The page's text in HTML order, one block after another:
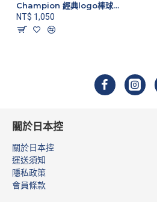
Champion 經典logo棒球帽 粉色
NT$ 1,050
關於日本控
關於日本控
運送須知
隱私政策
會員條款